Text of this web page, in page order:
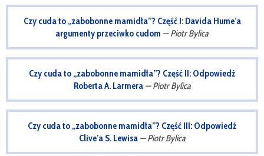
Czy cuda to „zabobonne mamidła”? Część I: Davida Hume’a
argumenty przeciwko cudom — Piotr Bylica
Czy cuda to „zabobonne mamidła”? Część II: Odpowiedź
Roberta A. Larmera — Piotr Bylica
Czy cuda to „zabobonne mamidła”? Część III: Odpowiedź
Clive’a S. Lewisa — Piotr Bylica